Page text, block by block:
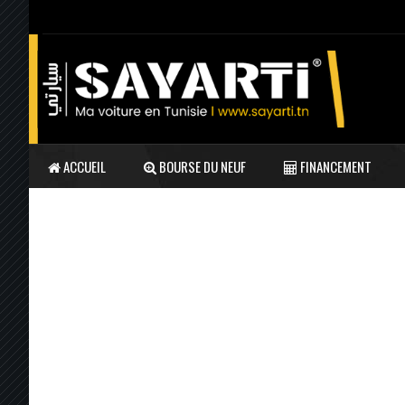
ACCUEIL BOURSE DU NEUF FINANCEMENT